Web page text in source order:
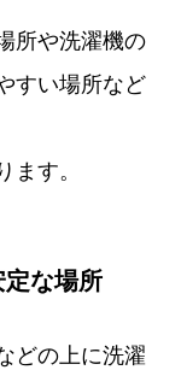
所や洗濯機の
すい場所など
ます。
定な場所
どの上に洗濯